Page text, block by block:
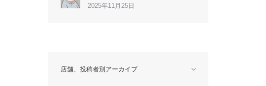
2025年11月25日
店舗、投稿者別アーカイブ